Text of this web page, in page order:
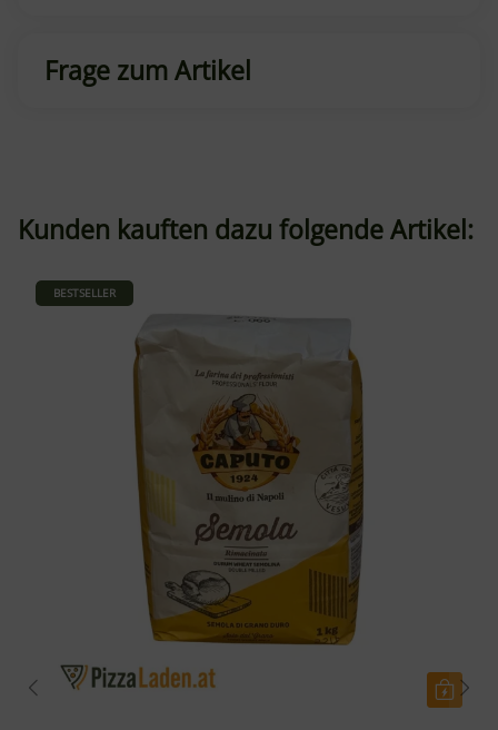
Frage zum Artikel
Kunden kauften dazu folgende Artikel:
BESTSELLER